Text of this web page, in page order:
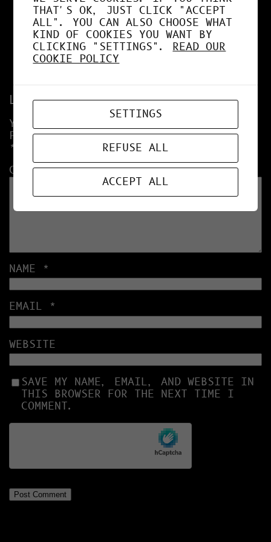
http://ge.tt/78jOUJv2
Leave a Reply
YOUR EMAIL ADDRESS WILL NOT BE
PUBLISHED. REQUIRED FIELDS ARE MARKED
*
COMMENT*
NAME *
EMAIL *
WEBSITE
SAVE MY NAME, EMAIL, AND WEBSITE IN
THIS BROWSER FOR THE NEXT TIME I
COMMENT.
THAT'S OK, JUST CLICK "ACCEPT
ALL". YOU CAN ALSO CHOOSE WHAT
KIND OF COOKIES YOU WANT BY
CLICKING "SETTINGS".READ OUR
COOKIE POLICY
SETTINGS
REFUSE ALL
ACCEPT ALL